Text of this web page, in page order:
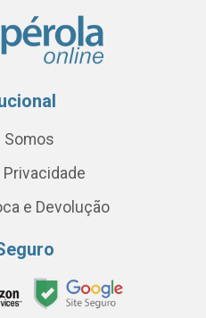
Somos
e Devolução